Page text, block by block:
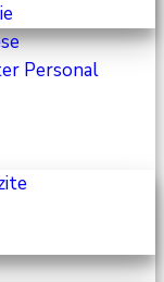
Personal